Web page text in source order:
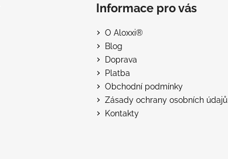
Informace pro vás
O Aloxxi®
Blog
Doprava
Platba
Obchodní podmínky
Zásady ochrany osobních údajů
Kontakty